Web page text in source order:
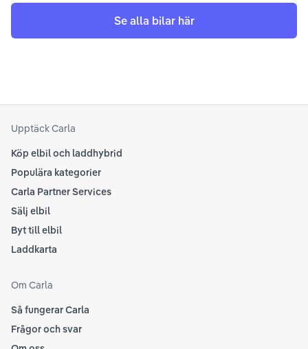
Se alla bilar här
Upptäck Carla
Köp elbil och laddhybrid
Populära kategorier
Carla Partner Services
Sälj elbil
Byt till elbil
Laddkarta
Om Carla
Så fungerar Carla
Frågor och svar